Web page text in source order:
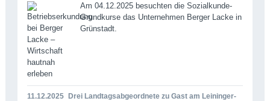
Am 04.12.2025 besuchten die Sozialkunde-
Grundkurse das Unternehmen Berger Lacke in
Grünstadt.
11.12.2025 Drei Landtagsabgeordnete zu Gast am Leininger-